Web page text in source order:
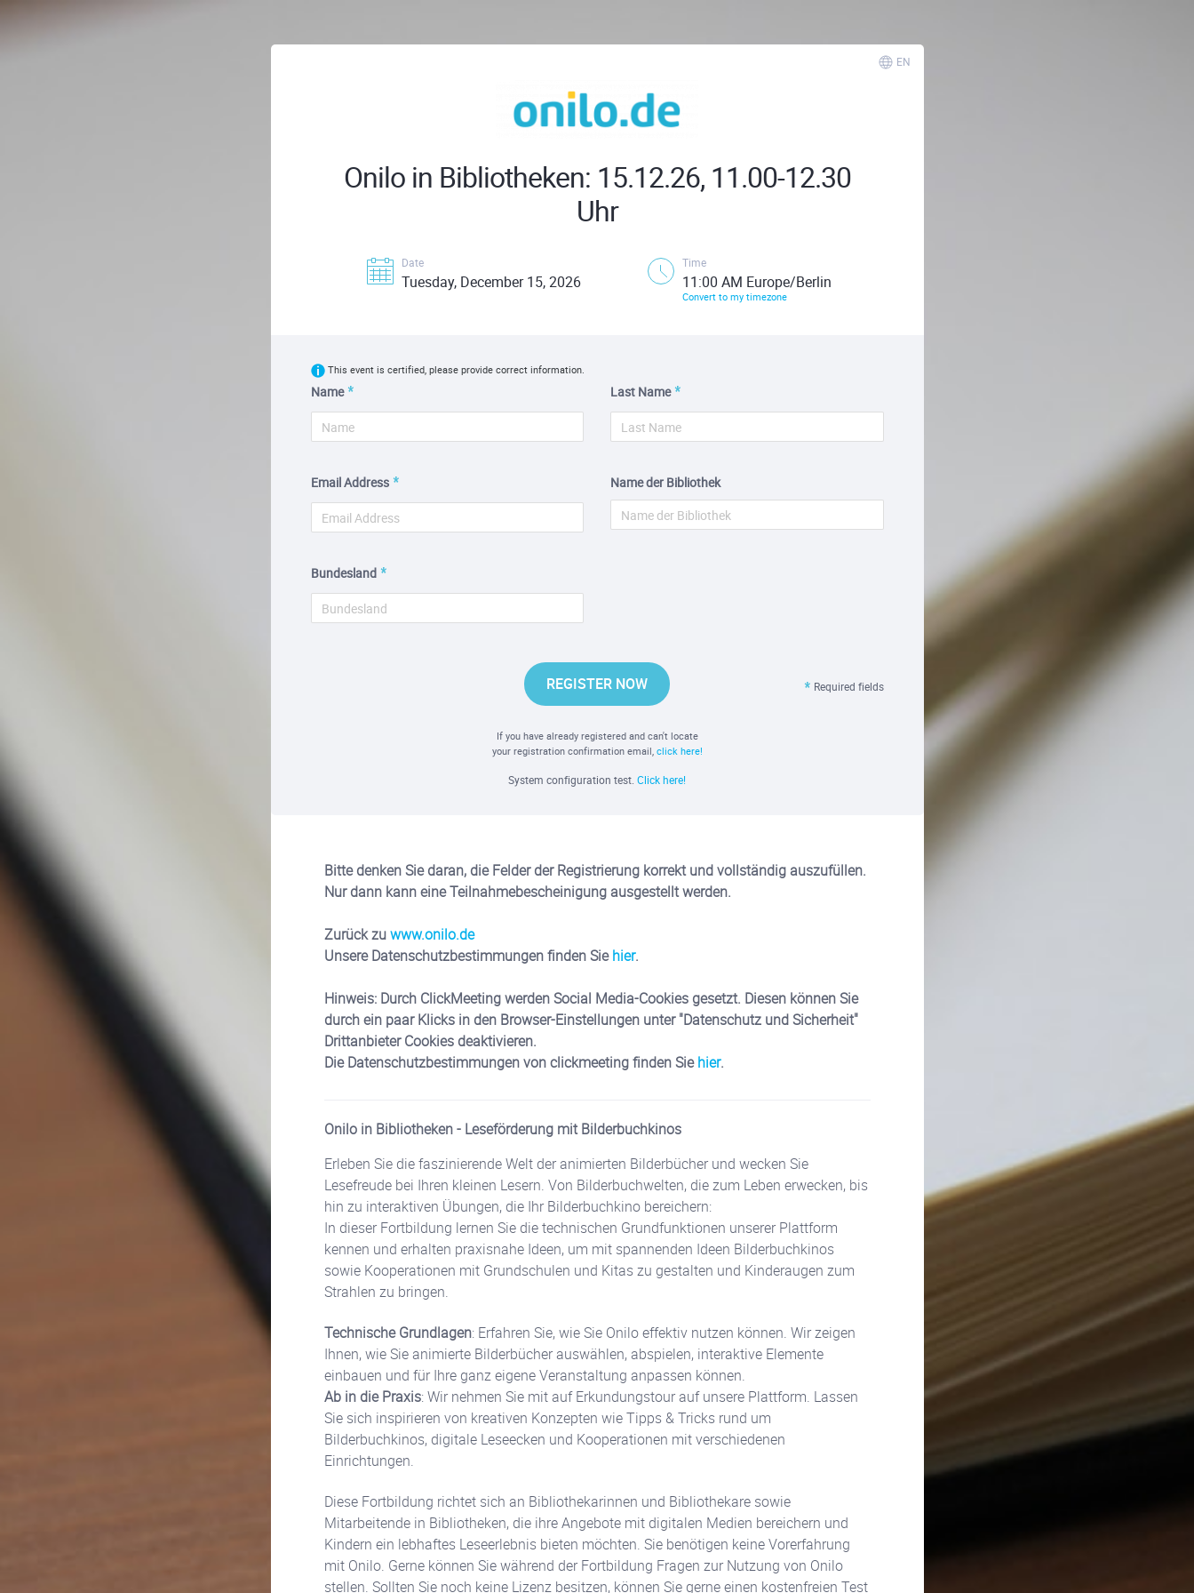
EN
Onilo in Bibliotheken: 15.12.26, 11.00-12.30
Uhr
Date
Tuesday, December 15, 2026
Time
11:00 AM Europe/Berlin
Convert to my timezone
This event is certified, please provide correct information.
Name Last Name
Email Address Name der Bibliothek
Bundesland
Required fields
REGISTER NOW
If you have already registered and can't locate
your registration confirmation email, click here!
System configuration test. Click here!
Bitte denken Sie daran, die Felder der Registrierung korrekt und vollständig auszufüllen.
Nur dann kann eine Teilnahmebescheinigung ausgestellt werden.
Zurück zuwww.onilo.de
Unsere Datenschutzbestimmungen finden Siehier.
Hinweis: Durch ClickMeeting werden Social Media-Cookies gesetzt. Diesen können Sie
durch ein paar Klicks in den Browser-Einstellungen unter "Datenschutz und Sicherheit"
Drittanbieter Cookies deaktivieren.
Die Datenschutzbestimmungen von clickmeeting finden Siehier.
Onilo in Bibliotheken - Leseförderung mit Bilderbuchkinos
Erleben Sie die faszinierende Welt der animierten Bilderbücher und wecken Sie
Lesefreude bei Ihren kleinen Lesern. Von Bilderbuchwelten, die zum Leben erwecken, bis
hin zu interaktiven Übungen, die Ihr Bilderbuchkino bereichern:
In dieser Fortbildung lernen Sie die technischen Grundfunktionen unserer Plattform
kennen und erhalten praxisnahe Ideen, um mit spannenden Ideen Bilderbuchkinos
sowie Kooperationen mit Grundschulen und Kitas zu gestalten und Kinderaugen zum
Strahlen zu bringen.
Technische Grundlagen: Erfahren Sie, wie Sie Onilo effektiv nutzen können. Wir zeigen
Ihnen, wie Sie animierte Bilderbücher auswählen, abspielen, interaktive Elemente
einbauen und für Ihre ganz eigene Veranstaltung anpassen können.
Ab in die Praxis: Wir nehmen Sie mit auf Erkundungstour auf unsere Plattform. Lassen
Sie sich inspirieren von kreativen Konzepten wie Tipps & Tricks rund um
Bilderbuchkinos, digitale Leseecken und Kooperationen mit verschiedenen
Einrichtungen.
Diese Fortbildung richtet sich an Bibliothekarinnen und Bibliothekare sowie
Mitarbeitende in Bibliotheken, die ihre Angebote mit digitalen Medien bereichern und
Kindern ein lebhaftes Leseerlebnis bieten möchten. Sie benötigen keine Vorerfahrung
mit Onilo. Gerne können Sie während der Fortbildung Fragen zur Nutzung von Onilo
stellen. Sollten Sie noch keine Lizenz besitzen, können Sie gerne einen kostenfreien Test